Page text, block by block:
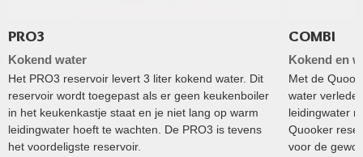
PRO3
Kokend water
Het PRO3 reservoir levert 3 liter kokend water. Dit
reservoir wordt toegepast als er geen keukenboiler
in het keukenkastje staat en je niet lang op warm
leidingwater hoeft te wachten. De PRO3 is tevens
het voordeligste reservoir.
COMBI
Kokend en
Met de
water
leidingwater
Quooker
voor de